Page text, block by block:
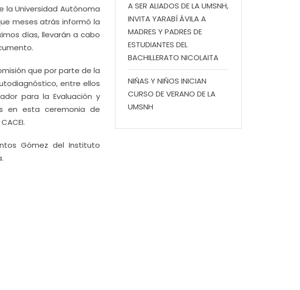
la Universidad Autónoma
meses atrás informó la
días, llevarán a cabo
que por parte de la
entre ellos
para la Evaluación y
en esta ceremonia de
Gómez del Instituto
A SER ALIADOS DE LA UMSNH,
INVITA YARABÍ ÁVILA A
MADRES Y PADRES DE
ESTUDIANTES DEL
BACHILLERATO NICOLAITA
NIÑAS Y NIÑOS INICIAN
CURSO DE VERANO DE LA
UMSNH